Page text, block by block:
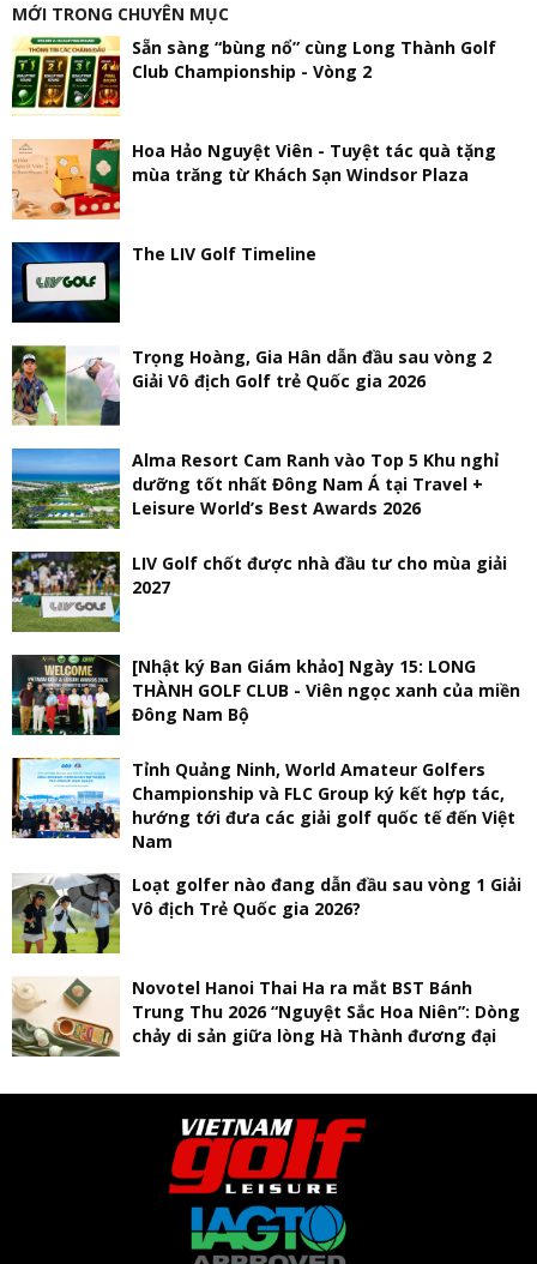
MỚI TRONG CHUYÊN MỤC
Sẵn sàng “bùng nổ” cùng Long Thành Golf
Club Championship - Vòng 2
Hoa Hảo Nguyệt Viên - Tuyệt tác quà tặng
mùa trăng từ Khách Sạn Windsor Plaza
The LIV Golf Timeline
Trọng Hoàng, Gia Hân dẫn đầu sau vòng 2
Giải Vô địch Golf trẻ Quốc gia 2026
Alma Resort Cam Ranh vào Top 5 Khu nghỉ
dưỡng tốt nhất Đông Nam Á tại Travel +
Leisure World’s Best Awards 2026
LIV Golf chốt được nhà đầu tư cho mùa giải
2027
[Nhật ký Ban Giám khảo] Ngày 15: LONG
THÀNH GOLF CLUB - Viên ngọc xanh của miền
Đông Nam Bộ
Tỉnh Quảng Ninh, World Amateur Golfers
Championship và FLC Group ký kết hợp tác,
hướng tới đưa các giải golf quốc tế đến Việt
Nam
Loạt golfer nào đang dẫn đầu sau vòng 1 Giải
Vô địch Trẻ Quốc gia 2026?
Novotel Hanoi Thai Ha ra mắt BST Bánh
Trung Thu 2026 “Nguyệt Sắc Hoa Niên”: Dòng
chảy di sản giữa lòng Hà Thành đương đại